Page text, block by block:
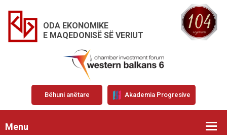
ODA EKONOMIKE
E MAQEDONISË SË VERIUT
Bëhuni anëtare Akademia Progresive
Menu